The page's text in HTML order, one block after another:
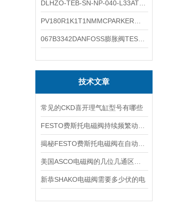
技术文章
常见的CKD喜开理气缸型号有哪些
新恭SHAKO电磁阀需要多少伏的电